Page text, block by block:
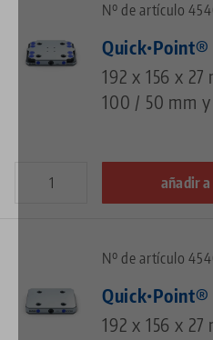
Nº de artículo
192 x 156 x
100 / 50 mm
añadir
Nº de artículo
192 x 156 x